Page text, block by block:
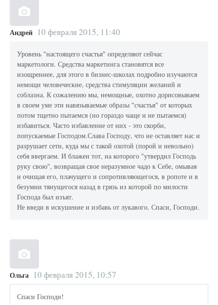
Андрей 10 февраля 2015, 11:40
Уровень "настоящего счастья" определяют сейчас
маркетологи. Средства маркетинга становятся все
изощреннее, для этого в бизнес-школах подробно изучаются
немощи человеческие, средства стимуляции желаний и
соблазна. К сожалению мы, немощные, охотно дорисовываем
в своем уме эти навязываемые образы "счастья" от которых
потом тщетно пытаемся (но гораздо чаще и не пытаемся)
избавиться. Часто избавление от них - это скорби,
попускаемые Господом.Слава Господу, что не оставляет нас и
разрушает сети, куда мы с такой охотой (порой и невольно)
себя ввергаем. И блажен тот, на которого "утвердил Господь
руку свою", возвращая свое неразумное чадо к Себе, омывая
и очищая его, плачущего и сопротивляющегося, в ропоте и в
безумии тянущегося назад в грязь из которой по милости
Господа был изъят.
Не введи в искушение и избавь от лукавого. Спаси, Господи.
Ольга 10 февраля 2015, 10:57
Спаси Господи!